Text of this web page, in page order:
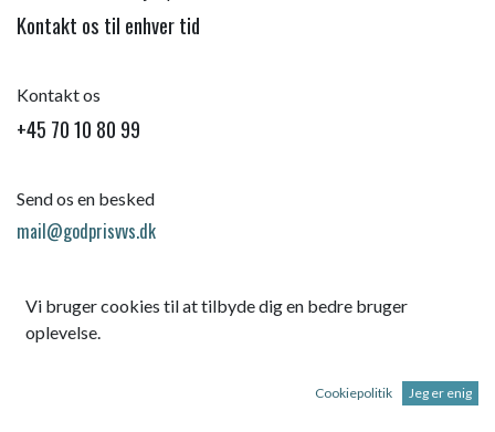
Kontakt os til enhver tid
Kontakt os
+45 70 10 80 99
Send os en besked
mail@godprisvvs.dk
Startside
Vi bruger cookies til at tilbyde dig en bedre bruger
oplevelse.
Cookiepolitik Jeg er enig